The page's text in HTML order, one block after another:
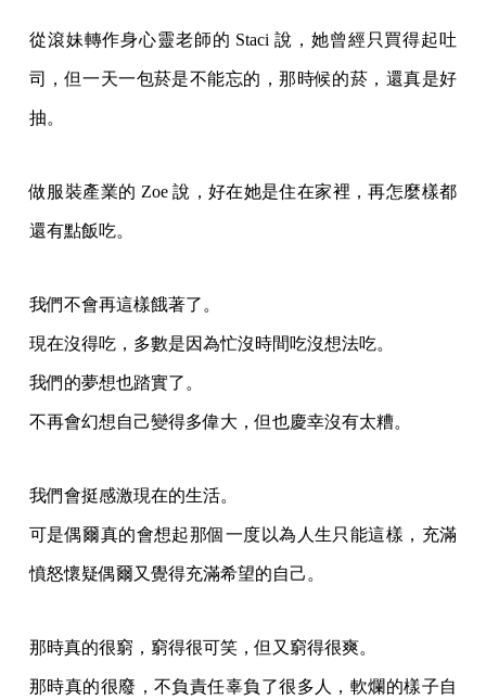
從滾妹轉作身心靈老師的 Staci 說，她曾經只買得起吐
司，但一天一包菸是不能忘的，那時候的菸，還真是好
抽。
做服裝產業的 Zoe 說，好在她是住在家裡，再怎麼樣都
還有點飯吃。
我們不會再這樣餓著了。
現在沒得吃，多數是因為忙沒時間吃沒想法吃。
我們的夢想也踏實了。
不再會幻想自己變得多偉大，但也慶幸沒有太糟。
我們會挺感激現在的生活。
可是偶爾真的會想起那個一度以為人生只能這樣，充滿
憤怒懷疑偶爾又覺得充滿希望的自己。
那時真的很窮，窮得很可笑，但又窮得很爽。
那時真的很廢，不負責任辜負了很多人，軟爛的樣子自